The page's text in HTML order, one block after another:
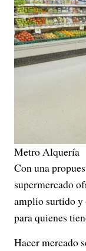
Metro Alquería
Con una
supermercado
amplio surtido y
para quienes
Hacer mercado